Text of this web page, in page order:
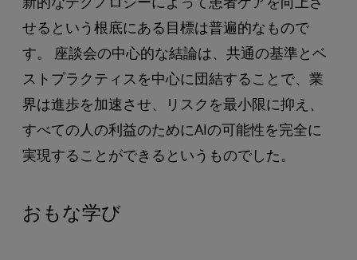
せるという根底にある目標は普遍的なもので
す。 座談会の中心的な結論は、共通の基準とベ
ストプラクティスを中心に団結することで、業
界は進歩を加速させ、リスクを最小限に抑え、
すべての人の利益のためにAIの可能性を完全に
実現することができるというものでした。
おもな学び